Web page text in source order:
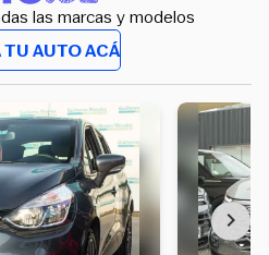
las marcas y modelos
AUTO ACÁ